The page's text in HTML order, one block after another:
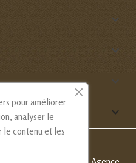



keyboard_arrow_down
pour améliorer
analyser le
le contenu et les